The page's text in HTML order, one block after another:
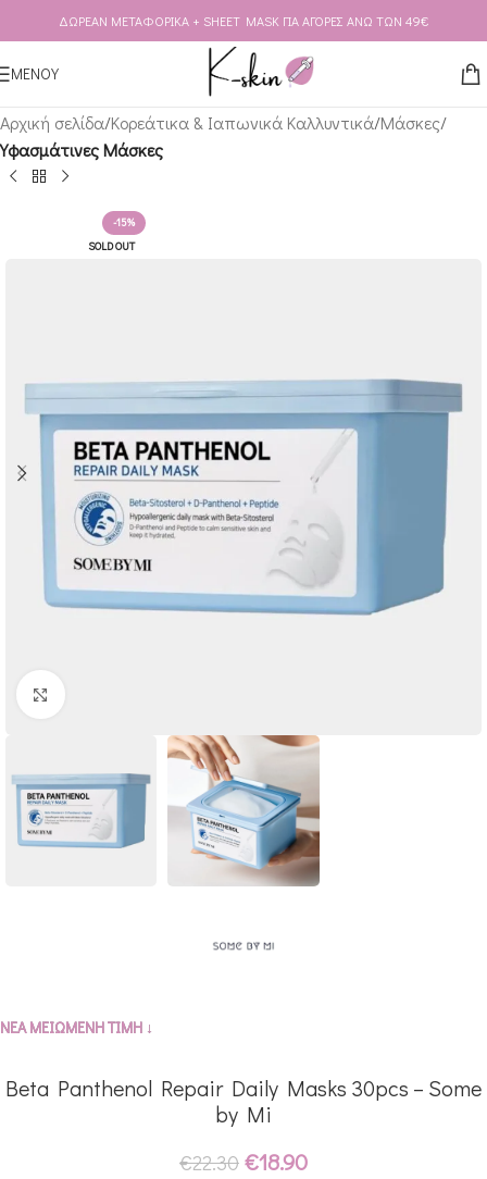
Skip to navigation
Skip to main content
ΔΩΡΕΑΝ ΜΕΤΑΦΟΡΙΚΑ + SHEET MASK ΓΙΑ ΑΓΟΡΕΣ ΑΝΩ ΤΩΝ 49€
ΜΕΝΟΥ
Αρχική σελίδα Κορεάτικα & Ιαπωνικά Καλλυντικά Μάσκες
Υφασμάτινες Μάσκες
-15%
SOLD OUT
ΝΕΑ ΜΕΙΩΜΕΝΗ ΤΙΜΗ ↓
Beta Panthenol Repair Daily Masks 30pcs – Some
by Mi
€22.30 €18.90